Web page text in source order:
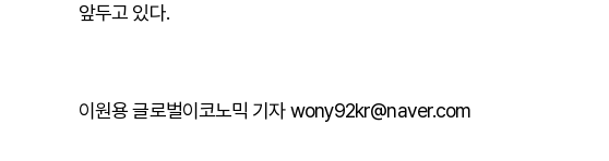
앞두고 있다.
이원용 글로벌이코노믹 기자 wony92kr@naver.com